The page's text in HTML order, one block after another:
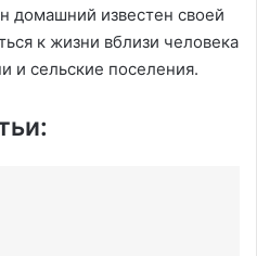
домашний известен своей
к жизни вблизи человека
и сельские поселения.